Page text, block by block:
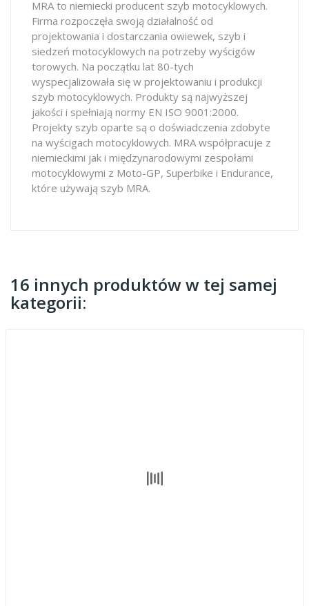
MRA to niemiecki producent szyb motocyklowych.
Firma rozpoczęła swoją działalność od
projektowania i dostarczania owiewek, szyb i
siedzeń motocyklowych na potrzeby wyścigów
torowych. Na początku lat 80-tych
wyspecjalizowała się w projektowaniu i produkcji
szyb motocyklowych. Produkty są najwyższej
jakości i spełniają normy EN ISO 9001:2000.
Projekty szyb oparte są o doświadczenia zdobyte
na wyścigach motocyklowych. MRA współpracuje z
niemieckimi jak i międzynarodowymi zespołami
motocyklowymi z Moto-GP, Superbike i Endurance,
które używają szyb MRA.
16 innych produktów w tej samej
kategorii: